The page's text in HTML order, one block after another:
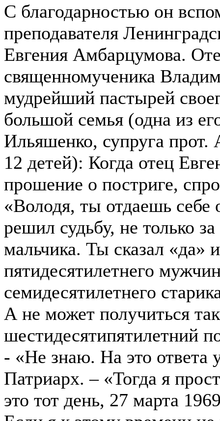
С благодарностью он
преподавателя
Евгения Амбарцумова.
священномученика
мудрейший пастырей
большой семья (одна из
Ильяшенко, супруга
12 детей): Когда отец
прошение о постриге,
«Володя, ты отдаешь
решил судьбу, не только
мальчика. Ты сказал «да»
пятидесятилетнего
семидесятилетнего
А не может получиться
шестидесятипятилетний
- «Не знаю. На это ответа
Патриарх. – «Тогда я
это тот день, 27 марта